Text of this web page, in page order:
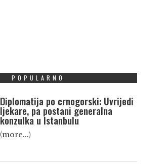
POPULARNO
Diplomatija po crnogorski: Uvrijedi
ljekare, pa postani generalna
konzulka u Istanbulu
(more…)